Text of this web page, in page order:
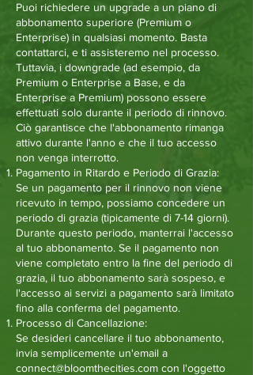
Puoi richiedere un upgrade a un piano di
abbonamento superiore (Premium o
Enterprise) in qualsiasi momento. Basta
contattarci, e ti assisteremo nel processo.
Tuttavia, i downgrade (ad esempio, da
Premium o Enterprise a Base, e da
Enterprise a Premium) possono essere
effettuati solo durante il periodo di rinnovo.
Ciò garantisce che l'abbonamento rimanga
attivo durante l'anno e che il tuo accesso
non venga interrotto.
Pagamento in Ritardo e Periodo di Grazia:
Se un pagamento per il rinnovo non viene
ricevuto in tempo, possiamo concedere un
periodo di grazia (tipicamente di 7-14 giorni).
Durante questo periodo, manterrai l'accesso
al tuo abbonamento. Se il pagamento non
viene completato entro la fine del periodo di
grazia, il tuo abbonamento sarà sospeso, e
l'accesso ai servizi a pagamento sarà limitato
fino alla conferma del pagamento.
Processo di Cancellazione:
Se desideri cancellare il tuo abbonamento,
invia semplicemente un'email a
connect@bloomthecities.com con l'oggetto